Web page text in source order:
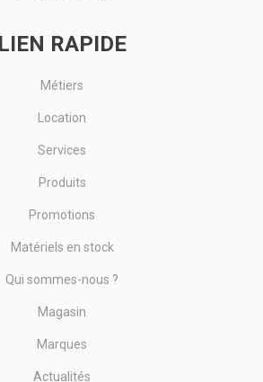
LIEN RAPIDE
Métiers
Location
Services
Produits
Promotions
Matériels en stock
Qui sommes-nous ?
Magasin
Marques
Actualités